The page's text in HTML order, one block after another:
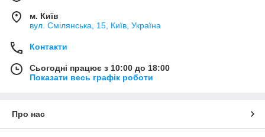
м. Київ
вул. Смілянська, 15, Київ, Україна
Контакти
Сьогодні працює з 10:00 до 18:00
Показати весь графік роботи
Про нас